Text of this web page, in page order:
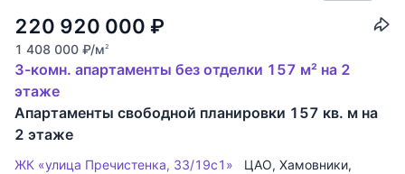
220 920 000 ₽
1 408 000 ₽/м2
3-комн. апартаменты без отделки 157 м² на 2
этаже
Апартаменты свободной планировки 157 кв. м на
2 этаже
ЖК «улица Пречистенка, 33/19с1» ЦАО, Хамовники,